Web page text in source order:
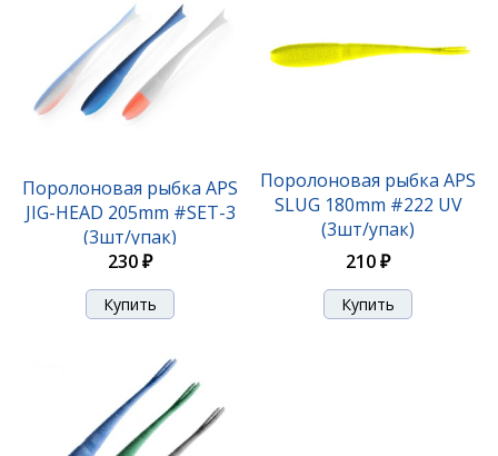
(3шт/упак)
210 ₽
Поролоновая рыбка APS JIG-HEAD 175mm #219 UV
Поролоновая рыбка APS
JIG-HEAD 205mm #SET-3
(3шт/упак)
230 ₽
Поролоновая рыбка APS
SLUG 180mm #222 UV
(3шт/упак)
210 ₽